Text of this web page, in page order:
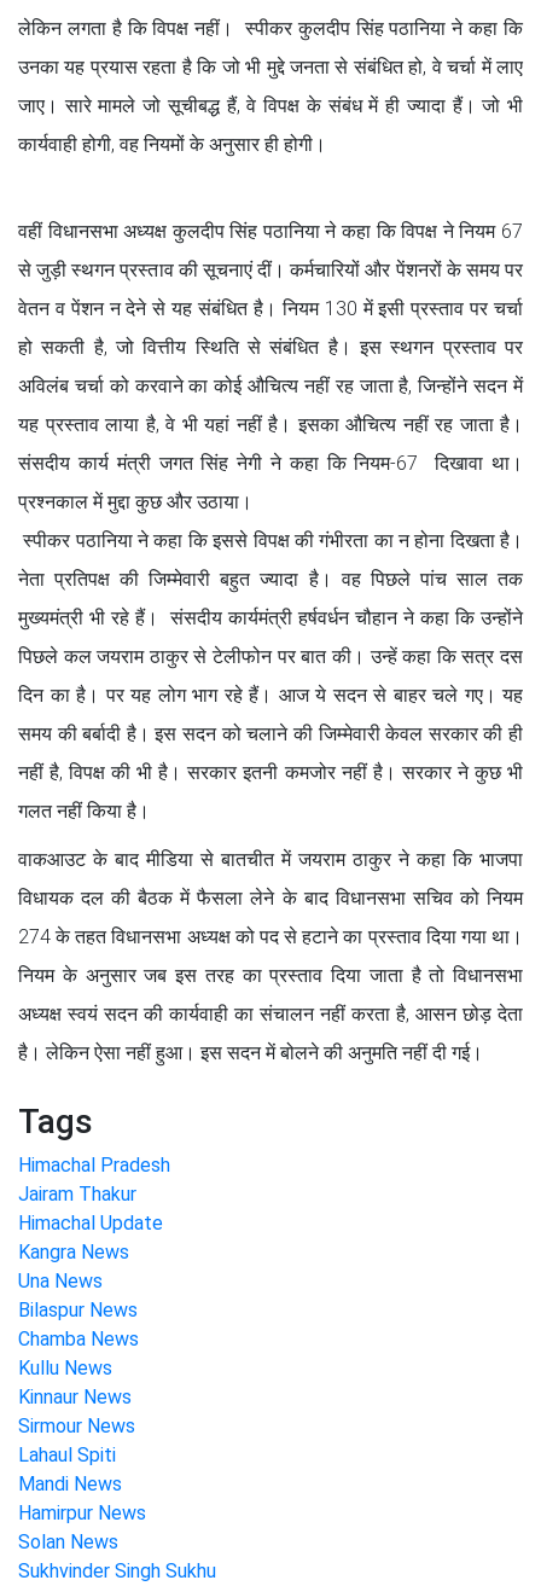
लेकिन लगता है कि विपक्ष नहीं। स्पीकर कुलदीप सिंह पठानिया ने कहा कि
उनका यह प्रयास रहता है कि जो भी मुद्दे जनता से संबंधित हो, वे चर्चा में लाए
जाए। सारे मामले जो सूचीबद्ध हैं, वे विपक्ष के संबंध में ही ज्यादा हैं। जो भी
कार्यवाही होगी, वह नियमों के अनुसार ही होगी।
वहीं विधानसभा अध्यक्ष कुलदीप सिंह पठानिया ने कहा कि विपक्ष ने नियम 67
से जुड़ी स्थगन प्रस्ताव की सूचनाएं दीं। कर्मचारियों और पेंशनरों के समय पर
वेतन व पेंशन न देने से यह संबंधित है। नियम 130 में इसी प्रस्ताव पर चर्चा
हो सकती है, जो वित्तीय स्थिति से संबंधित है। इस स्थगन प्रस्ताव पर
अविलंब चर्चा को करवाने का कोई औचित्य नहीं रह जाता है, जिन्होंने सदन में
यह प्रस्ताव लाया है, वे भी यहां नहीं है। इसका औचित्य नहीं रह जाता है।
संसदीय कार्य मंत्री जगत सिंह नेगी ने कहा कि नियम-67 दिखावा था।
प्रश्नकाल में मुद्दा कुछ और उठाया।
स्पीकर पठानिया ने कहा कि इससे विपक्ष की गंभीरता का न होना दिखता है।
नेता प्रतिपक्ष की जिम्मेवारी बहुत ज्यादा है। वह पिछले पांच साल तक
मुख्यमंत्री भी रहे हैं। संसदीय कार्यमंत्री हर्षवर्धन चौहान ने कहा कि उन्होंने
पिछले कल जयराम ठाकुर से टेलीफोन पर बात की। उन्हें कहा कि सत्र दस
दिन का है। पर यह लोग भाग रहे हैं। आज ये सदन से बाहर चले गए। यह
समय की बर्बादी है। इस सदन को चलाने की जिम्मेवारी केवल सरकार की ही
नहीं है, विपक्ष की भी है। सरकार इतनी कमजोर नहीं है। सरकार ने कुछ भी
गलत नहीं किया है।
वाकआउट के बाद मीडिया से बातचीत में जयराम ठाकुर ने कहा कि भाजपा
विधायक दल की बैठक में फैसला लेने के बाद विधानसभा सचिव को नियम
274 के तहत विधानसभा अध्यक्ष को पद से हटाने का प्रस्ताव दिया गया था।
नियम के अनुसार जब इस तरह का प्रस्ताव दिया जाता है तो विधानसभा
अध्यक्ष स्वयं सदन की कार्यवाही का संचालन नहीं करता है, आसन छोड़ देता
है। लेकिन ऐसा नहीं हुआ। इस सदन में बोलने की अनुमति नहीं दी गई।
Tags
Himachal Pradesh
Jairam Thakur
Himachal Update
Kangra News
Una News
Bilaspur News
Chamba News
Kullu News
Kinnaur News
Sirmour News
Lahaul Spiti
Mandi News
Hamirpur News
Solan News
Sukhvinder Singh Sukhu